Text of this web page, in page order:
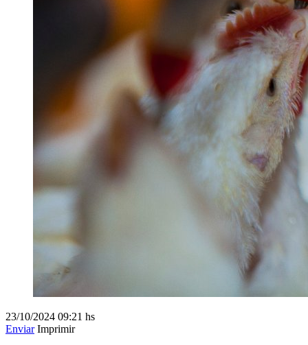
23/10/2024 09:21 hs
Enviar Imprimir